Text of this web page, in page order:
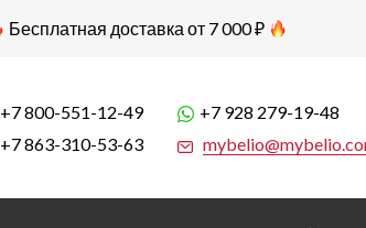
Бесплатная доставка от 7 000 ₽
+7 800-551-12-49
+7 863-310-53-63
+7 928 279-19-48